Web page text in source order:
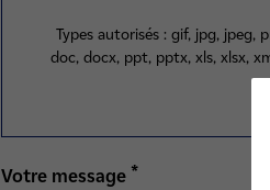
Types autorisés : gif, jpg,
doc, docx, ppt, pptx, xls, xlsx,
Votre message *